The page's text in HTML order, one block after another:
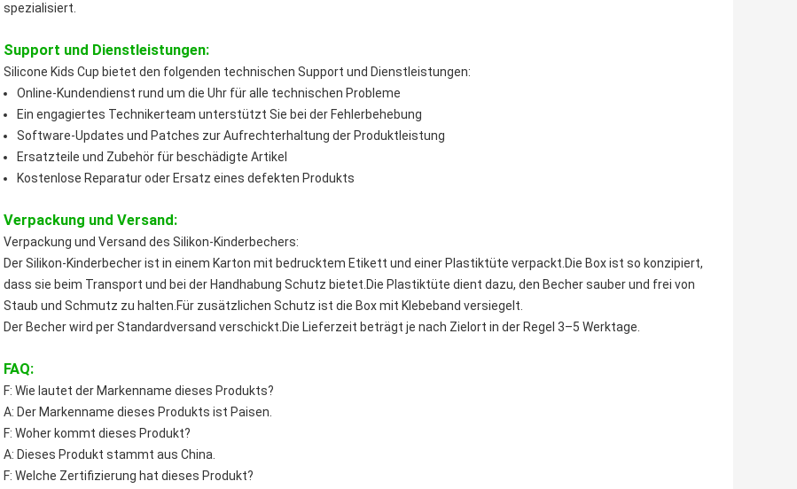
spezialisiert.
Support und Dienstleistungen:
Silicone Kids Cup bietet den folgenden technischen Support und Dienstleistungen:
Online-Kundendienst rund um die Uhr für alle technischen Probleme
Ein engagiertes Technikerteam unterstützt Sie bei der Fehlerbehebung
Software-Updates und Patches zur Aufrechterhaltung der Produktleistung
Ersatzteile und Zubehör für beschädigte Artikel
Kostenlose Reparatur oder Ersatz eines defekten Produkts
Verpackung und Versand:
Verpackung und Versand des Silikon-Kinderbechers:
Der Silikon-Kinderbecher ist in einem Karton mit bedrucktem Etikett und einer Plastiktüte verpackt.Die Box ist so konzipiert,
dass sie beim Transport und bei der Handhabung Schutz bietet.Die Plastiktüte dient dazu, den Becher sauber und frei von
Staub und Schmutz zu halten.Für zusätzlichen Schutz ist die Box mit Klebeband versiegelt.
Der Becher wird per Standardversand verschickt.Die Lieferzeit beträgt je nach Zielort in der Regel 3–5 Werktage.
FAQ:
F: Wie lautet der Markenname dieses Produkts?
A: Der Markenname dieses Produkts ist Paisen.
F: Woher kommt dieses Produkt?
A: Dieses Produkt stammt aus China.
F: Welche Zertifizierung hat dieses Produkt?